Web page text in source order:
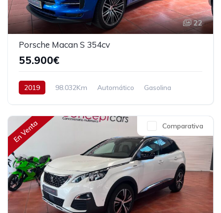
22
Porsche Macan S 354cv
55.900€
2019 98.032Km Automático
Gasolina
En Venta Comparativa